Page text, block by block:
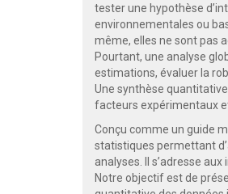
tester une hypothèse
environnementales ou
même, elles ne sont pas
Pourtant, une analyse
estimations, évaluer la
Une synthèse
facteurs expérimentaux
Conçu comme un guide
statistiques permettant
analyses. Il s’adresse
Notre objectif est de